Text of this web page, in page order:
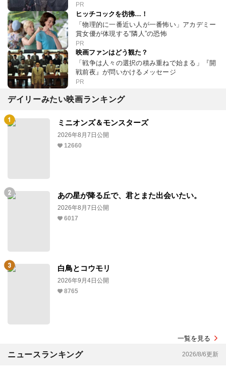
PR
ヒッチコックを彷彿…！
「物理的に一番近い人が一番怖い」アカデミー
賞女優が体現する“隣人”の恐怖
PR
映画ファンはどう観た？
「戦争は人々の選択の積み重ねで始まる」『開
戦前夜』が問いかけるメッセージ
PR
デイリーみたい映画ランキング
ミニオンズ＆モンスターズ
2026年8月7日公開
12660
あの星が降る丘で、君とまた出会いたい。
2026年8月7日公開
6017
白鳥とコウモリ
2026年9月4日公開
8765
一覧を見る
ニュースランキング 2026/8/6更新